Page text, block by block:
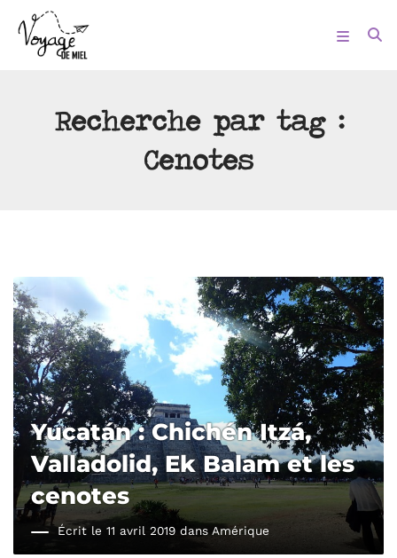
Recherche par tag :
Cenotes
Yucatán : Chichén Itzá,
Valladolid, Ek Balam et les
cenotes
Écrit le 11 avril 2019 dans Amérique